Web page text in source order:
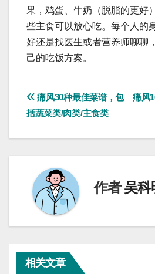
果，鸡蛋、牛奶（脱脂的更好
些主食可以放心吃。每个人的
好还是找医生或者营养师聊聊
己的吃饭方案。
文
章
航
痛风
痛风30种最佳菜谱，包
括蔬菜类/肉类/主食类
作者吴科
相关文章